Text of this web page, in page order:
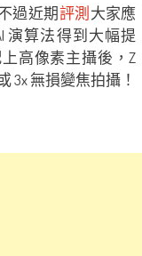
過近期評測 大家應
演算法得到大幅提
高像素主攝後，Z
3x 無損變焦拍攝！